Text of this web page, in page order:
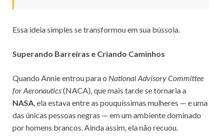
Essa ideia simples se transformou em sua bússola.
Superando Barreiras e Criando Caminhos
Quando Annie entrou para o National Advisory Committee
for Aeronautics(NACA), que mais tarde se tornaria a
NASA, ela estava entre as pouquíssimas mulheres — e uma
das únicas pessoas negras — em um ambiente dominado
por homens brancos. Ainda assim, ela não recuou.